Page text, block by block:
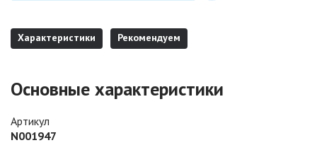
Характеристики Рекомендуем
Основные характеристики
Артикул
N001947